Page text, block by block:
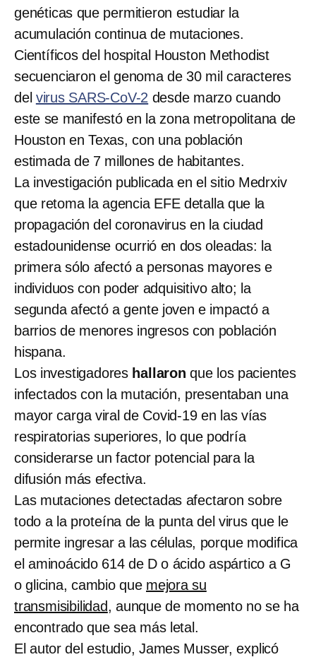
genéticas que permitieron estudiar la
acumulación continua de mutaciones.
Científicos del hospital Houston Methodist
secuenciaron el genoma de 30 mil caracteres
del virus SARS-CoV-2 desde marzo cuando
este se manifestó en la zona metropolitana de
Houston en Texas, con una población
estimada de 7 millones de habitantes.
La investigación publicada en el sitio Medrxiv
que retoma la agencia EFE detalla que la
propagación del coronavirus en la ciudad
estadounidense ocurrió en dos oleadas: la
primera sólo afectó a personas mayores e
individuos con poder adquisitivo alto; la
segunda afectó a gente joven e impactó a
barrios de menores ingresos con población
hispana.
Los investigadores hallaron que los pacientes
infectados con la mutación, presentaban una
mayor carga viral de Covid-19 en las vías
respiratorias superiores, lo que podría
considerarse un factor potencial para la
difusión más efectiva.
Las mutaciones detectadas afectaron sobre
todo a la proteína de la punta del virus que le
permite ingresar a las células, porque modifica
el aminoácido 614 de D o ácido aspártico a G
o glicina, cambio que mejora su
transmisibilidad, aunque de momento no se ha
encontrado que sea más letal.
El autor del estudio, James Musser, explicó